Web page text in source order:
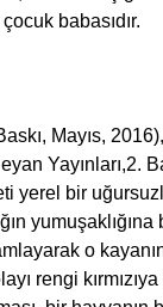
babasıdır.
Mayıs,
Yayınları,2.
yerel bir
o
rengi